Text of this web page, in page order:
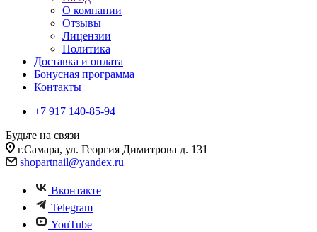
О компании
Отзывы
Лицензии
Политика
Доставка и оплата
Бонусная программа
Контакты
+7 917 140-85-94
Будьте на связи
г.Самара, ул. Георгия Димитрова д. 131
shopartnail@yandex.ru
Вконтакте
Telegram
YouTube